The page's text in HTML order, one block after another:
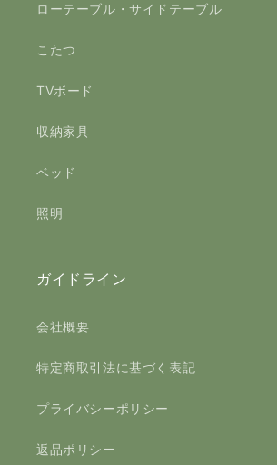
ローテーブル・サイドテーブル
こたつ
TVボード
収納家具
ベッド
照明
ガイドライン
会社概要
特定商取引法に基づく表記
プライバシーポリシー
返品ポリシー